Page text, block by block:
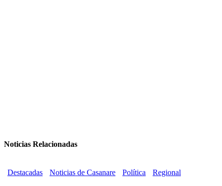
Noticias Relacionadas
Destacadas Noticias de Casanare Política Regional